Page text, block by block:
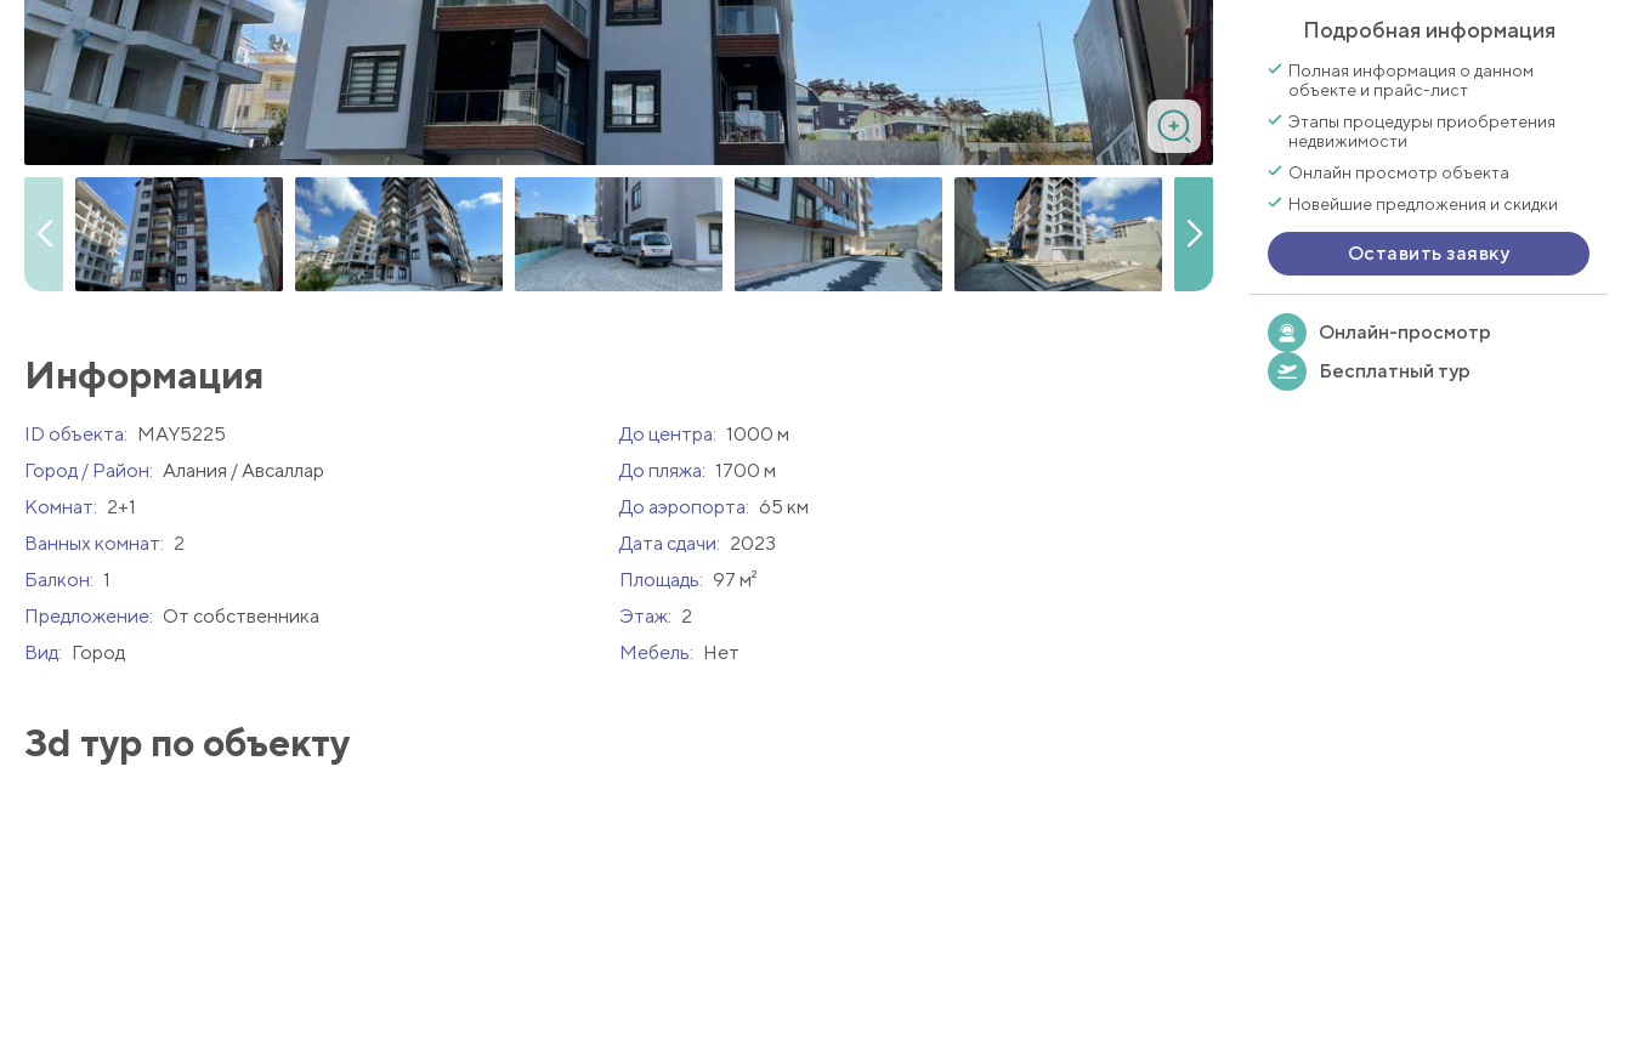
Информация
ID объекта: MAY5225 До центра: 1000 м
Город / Район: Алания / Авсаллар До пляжа: 1700 м
Комнат: 2+1 До аэропорта: 65 км
Ванных комнат: 2 Дата сдачи: 2023
Балкон: 1 Площадь: 97 м²
Предложение: От собственника Этаж: 2
Вид: Город Мебель: Нет
3d тур по объекту
Подробная информация
Полная информация о данном
объекте и прайс-лист
Этапы процедуры приобретения
недвижимости
Онлайн просмотр объекта
Новейшие предложения и скидки
Оставить заявку
Онлайн-просмотр
Бесплатный тур